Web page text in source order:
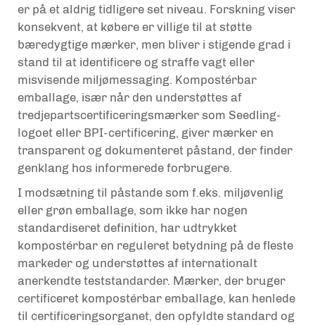
er på et aldrig tidligere set niveau. Forskning viser
konsekvent, at købere er villige til at støtte
bæredygtige mærker, men bliver i stigende grad i
stand til at identificere og straffe vagt eller
misvisende miljømessaging. Kompostérbar
emballage, især når den understøttes af
tredjepartscertificeringsmærker som Seedling-
logoet eller BPI-certificering, giver mærker en
transparent og dokumenteret påstand, der finder
genklang hos informerede forbrugere.
I modsætning til påstande som f.eks. miljøvenlig
eller grøn emballage, som ikke har nogen
standardiseret definition, har udtrykket
kompostérbar en reguleret betydning på de fleste
markeder og understøttes af internationalt
anerkendte teststandarder. Mærker, der bruger
certificeret kompostérbar emballage, kan henlede
til certificeringsorganet, den opfyldte standard og